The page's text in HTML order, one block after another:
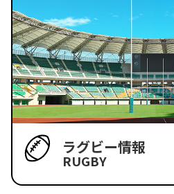
ラグビー情報
RUGBY